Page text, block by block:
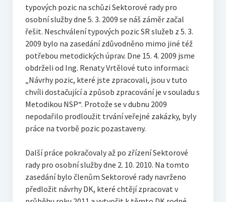
typových pozic na schůzi Sektorové rady pro
osobní služby dne 5. 3. 2009 se náš záměr začal
řešit. Neschválení typových pozic SR služeb z 5. 3.
2009 bylo na zasedání zdůvodněno mimo jiné též
potřebou metodických úprav. Dne 15. 4. 2009 jsme
obdrželi od Ing. Renaty Vrtělové tuto informaci:
„Návrhy pozic, které jste zpracovali, jsou v tuto
chvíli dostačující a způsob zpracování je v souladu s
Metodikou NSP“. Protože se v dubnu 2009
nepodařilo prodloužit trvání veřejné zakázky, byly
práce na tvorbě pozic pozastaveny.
Další práce pokračovaly až po zřízení Sektorové
rady pro osobní služby dne 2. 10. 2010. Na tomto
zasedání bylo členům Sektorové rady navrženo
předložit návrhy DK, které chtějí zpracovat v